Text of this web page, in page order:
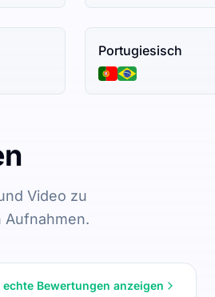
Portugiesisch
Video zu
Aufnahmen.
echte Bewertungen anzeigen